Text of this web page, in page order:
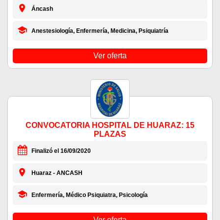
Áncash
Anestesiología, Enfermería, Medicina, Psiquiatría
Ver oferta
CONVOCATORIA HOSPITAL DE HUARAZ: 15
PLAZAS
Finalizó el 16/09/2020
Huaraz - ANCASH
Enfermería, Médico Psiquiatra, Psicología